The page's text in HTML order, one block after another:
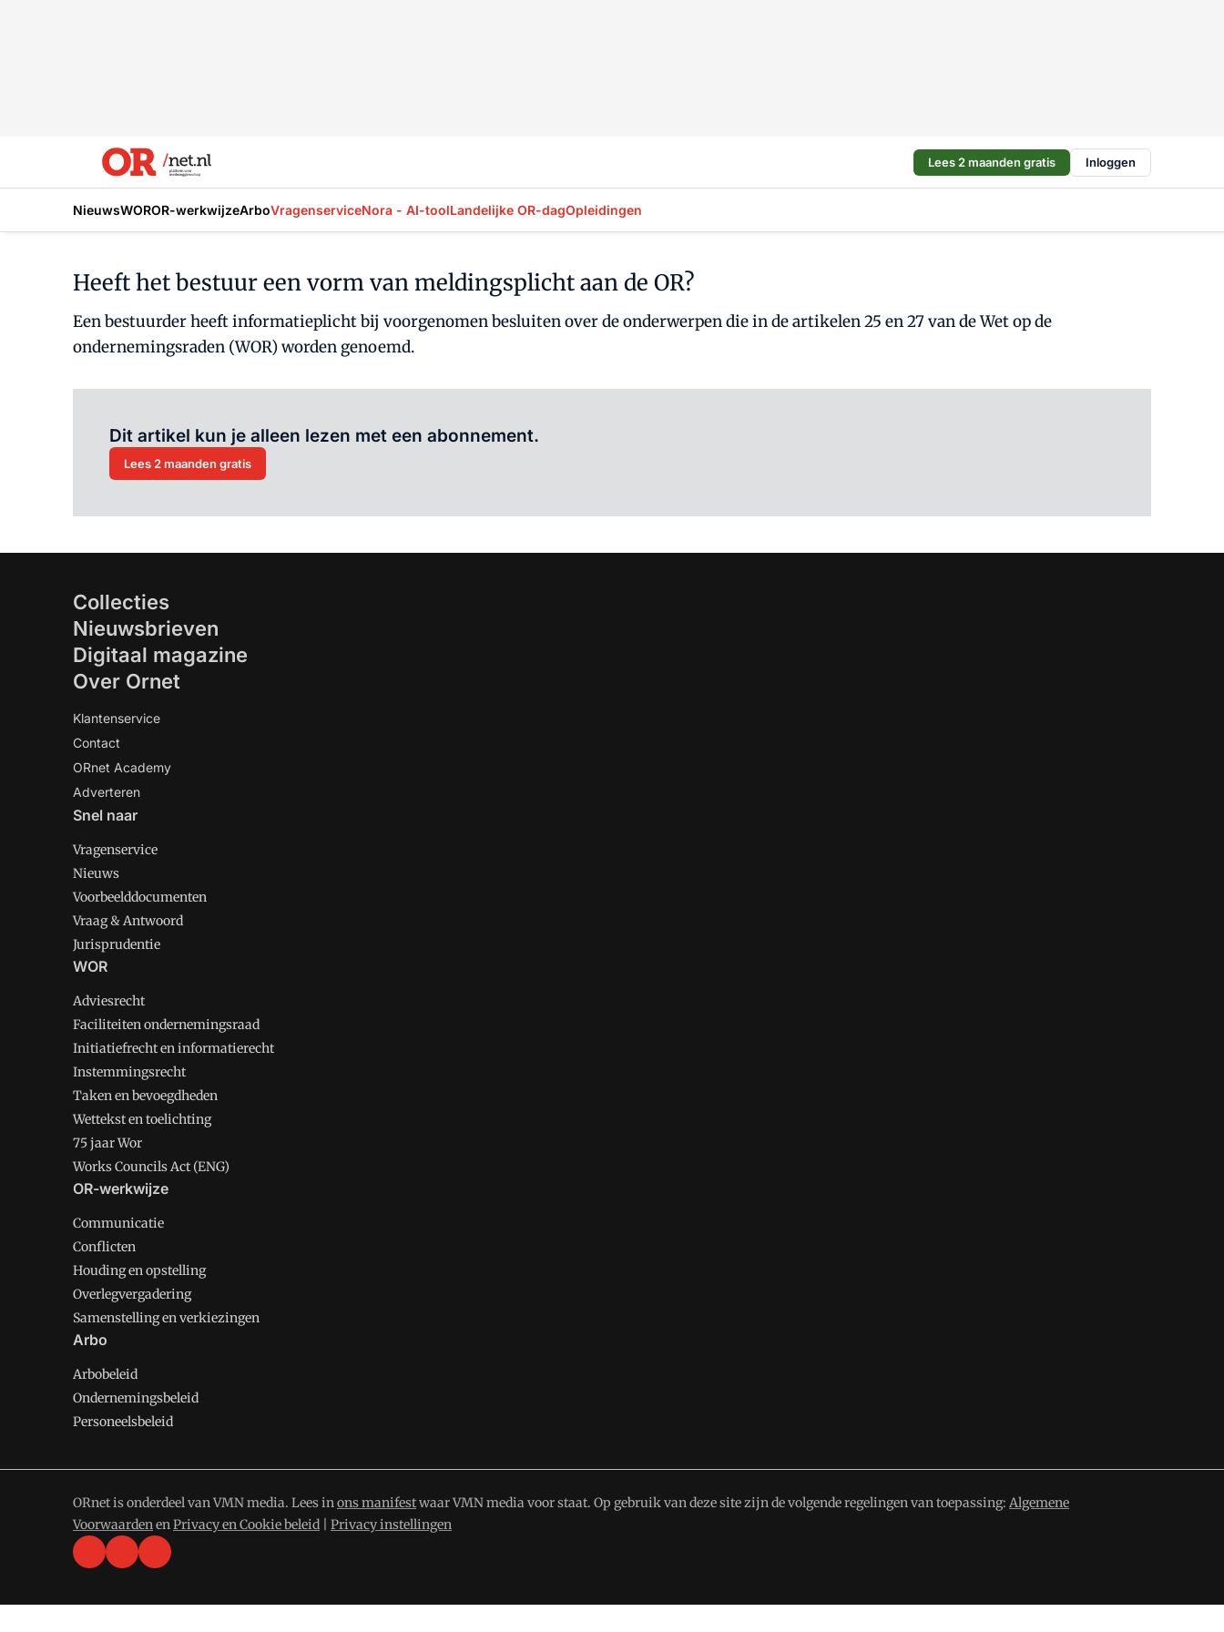
Lees 2 maanden gratis Inloggen
NieuwsWOROR-werkwijzeArboVragenserviceNora - AI-toolLandelijke OR-dagOpleidingen
Heeft het bestuur een vorm van meldingsplicht aan de OR?
Een bestuurder heeft informatieplicht bij voorgenomen besluiten over de onderwerpen die in de artikelen 25 en 27 van de Wet op de
ondernemingsraden (WOR) worden genoemd.
Dit artikel kun je alleen lezen met een abonnement.
Lees 2 maanden gratis
Collecties
Nieuwsbrieven
Digitaal magazine
Over Ornet
Klantenservice
Contact
ORnet Academy
Adverteren
Snel naar
Vragenservice
Nieuws
Voorbeelddocumenten
Vraag & Antwoord
Jurisprudentie
WOR
Adviesrecht
Faciliteiten ondernemingsraad
Initiatiefrecht en informatierecht
Instemmingsrecht
Taken en bevoegdheden
Wettekst en toelichting
75 jaar Wor
Works Councils Act (ENG)
OR-werkwijze
Communicatie
Conflicten
Houding en opstelling
Overlegvergadering
Samenstelling en verkiezingen
Arbo
Arbobeleid
Ondernemingsbeleid
Personeelsbeleid
ORnet is onderdeel van VMN media. Lees inons manifestwaar VMN media voor staat. Op gebruik van deze site zijn de volgende regelingen van toepassing: Algemene
VoorwaardenenPrivacy en Cookie beleid Privacy instellingen